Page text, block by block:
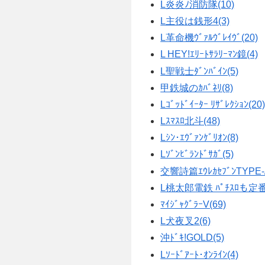
L炎炎ﾉ消防隊(10)
L主役は銭形4(3)
L革命機ｳﾞｧﾙｳﾞﾚｲｳﾞ(20)
L HEY!ｴﾘｰﾄｻﾗﾘｰﾏﾝ鏡(4)
L聖戦士ﾀﾞﾝﾊﾞｲﾝ(5)
甲鉄城のｶﾊﾞﾈﾘ(8)
Lｺﾞｯﾄﾞｲｰﾀｰ ﾘｻﾞﾚｸｼｮﾝ(20)
Lｽﾏｽﾛ北斗(48)
Lｼﾝ･ｴｳﾞｧﾝｹﾞﾘｵﾝ(8)
Lｿﾞﾝﾋﾞﾗﾝﾄﾞｻｶﾞ(5)
交響詩篇ｴｳﾚｶｾﾌﾞﾝ
L桃太郎電鉄 ﾊﾟﾁｽﾛも定
ﾏｲｼﾞｬｸﾞﾗｰV(69)
L犬夜叉2(6)
沖ﾄﾞｷ!GOLD(5)
Lｿｰﾄﾞｱｰﾄ･ｵﾝﾗｲﾝ(4)